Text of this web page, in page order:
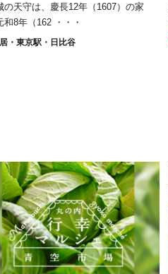
の天守は、慶長12年（1607）の家
和8年（162 ・・・
・東京駅・日比谷